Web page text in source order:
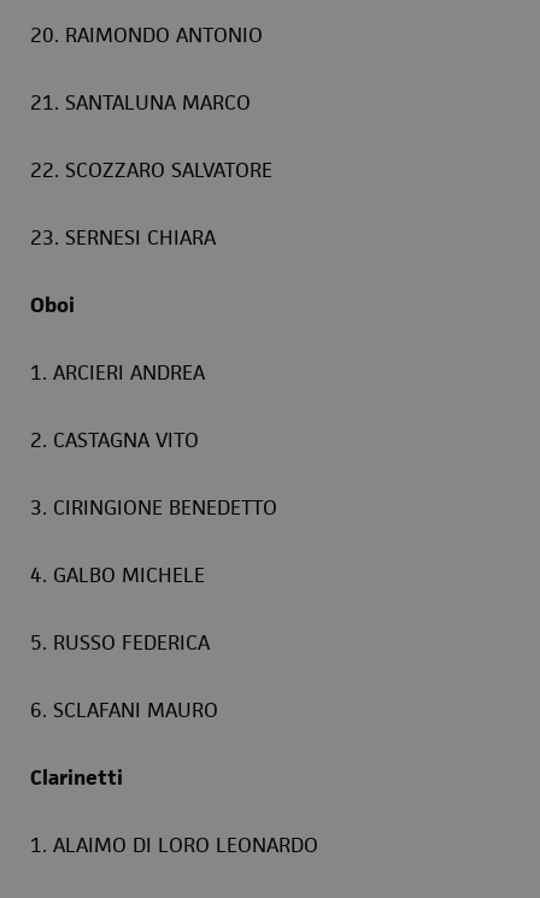
20. RAIMONDO ANTONIO
21. SANTALUNA MARCO
22. SCOZZARO SALVATORE
23. SERNESI CHIARA
Oboi
1. ARCIERI ANDREA
2. CASTAGNA VITO
3. CIRINGIONE BENEDETTO
4. GALBO MICHELE
5. RUSSO FEDERICA
6. SCLAFANI MAURO
Clarinetti
1. ALAIMO DI LORO LEONARDO